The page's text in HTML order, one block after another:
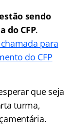
sendo
do CFP.
para
do CFP
que seja
turma,